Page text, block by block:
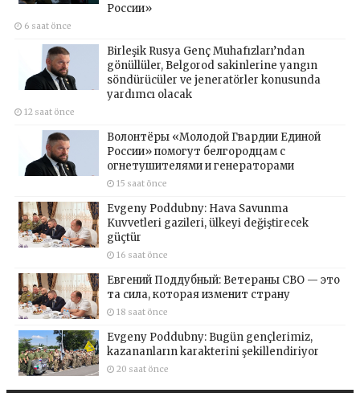
России»
6 saat önce
Birleşik Rusya Genç Muhafızları’ndan
gönüllüler, Belgorod sakinlerine yangın
söndürücüler ve jeneratörler konusunda
yardımcı olacak
12 saat önce
Волонтёры «Молодой Гвардии Единой
России» помогут белгородцам с
огнетушителями и генераторами
15 saat önce
Evgeny Poddubny: Hava Savunma
Kuvvetleri gazileri, ülkeyi değiştirecek
güçtür
16 saat önce
Евгений Поддубный: Ветераны СВО — это
та сила, которая изменит страну
18 saat önce
Evgeny Poddubny: Bugün gençlerimiz,
kazananların karakterini şekillendiriyor
20 saat önce